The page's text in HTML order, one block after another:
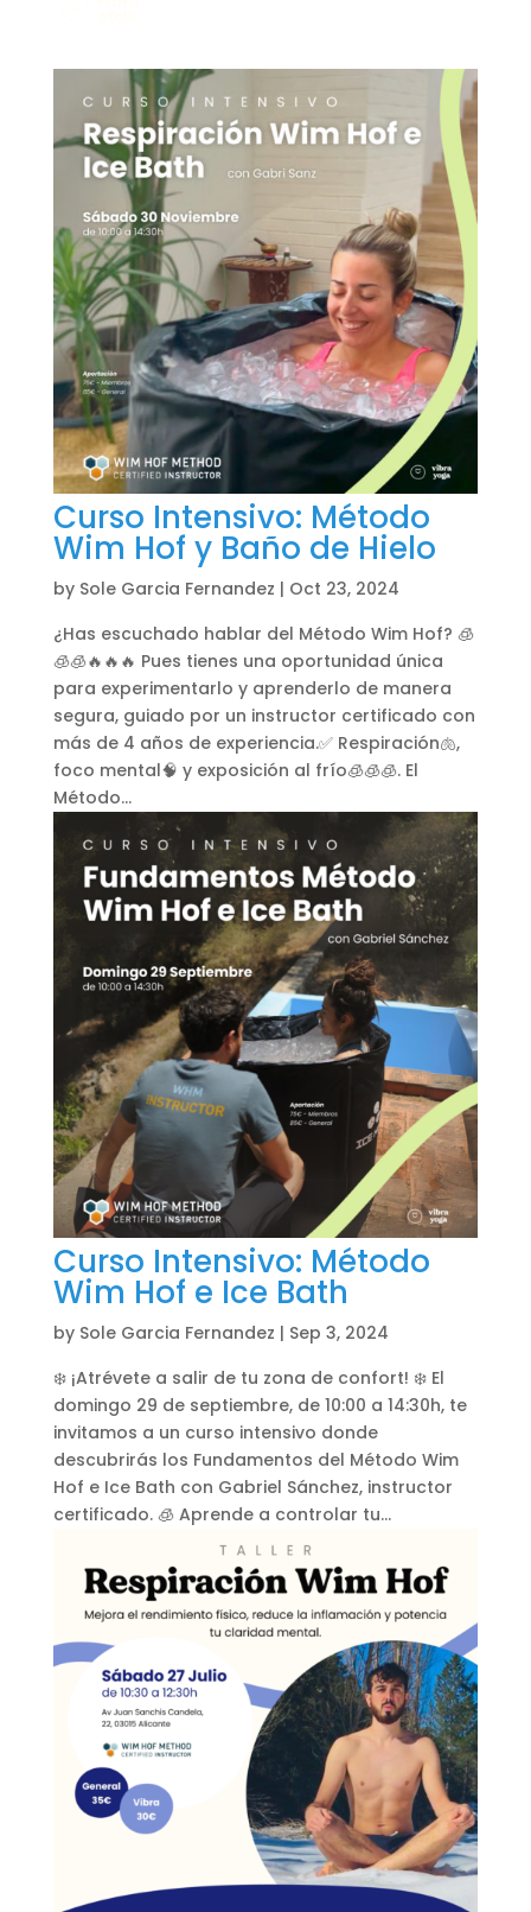
Curso Intensivo: Método
Wim Hof y Baño de Hielo
by Sole Garcia Fernandez | Oct 23, 2024
¿Has escuchado hablar del Método Wim Hof? 🧊
🧊🧊🔥🔥🔥 Pues tienes una oportunidad única
para experimentarlo y aprenderlo de manera
segura, guiado por un instructor certificado con
más de 4 años de experiencia.✅️ Respiración🫁,
foco mental🧠 y exposición al frío🧊🧊🧊. El
Método...
Curso Intensivo: Método
Wim Hof e Ice Bath
by Sole Garcia Fernandez | Sep 3, 2024
❄️ ¡Atrévete a salir de tu zona de confort! ❄️ El
domingo 29 de septiembre, de 10:00 a 14:30h, te
invitamos a un curso intensivo donde
descubrirás los Fundamentos del Método Wim
Hof e Ice Bath con Gabriel Sánchez, instructor
certificado. 🧊 Aprende a controlar tu...